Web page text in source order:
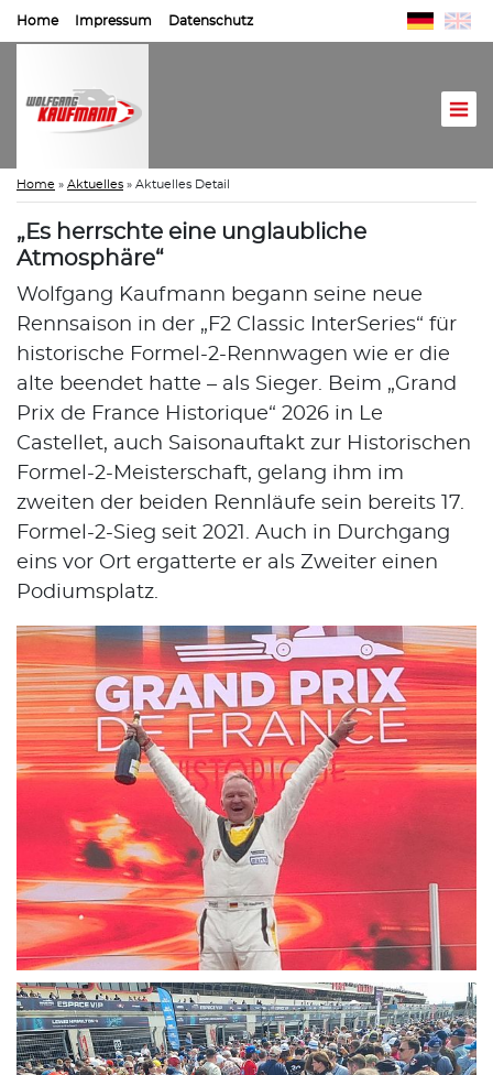
Home Impressum Datenschutz
Home » Aktuelles » Aktuelles Detail
„Es herrschte eine unglaubliche
Atmosphäre“
Wolfgang Kaufmann begann seine neue
Rennsaison in der „F2 Classic InterSeries“ für
historische Formel-2-Rennwagen wie er die
alte beendet hatte – als Sieger. Beim „Grand
Prix de France Historique“ 2026 in Le
Castellet, auch Saisonauftakt zur Historischen
Formel-2-Meisterschaft, gelang ihm im
zweiten der beiden Rennläufe sein bereits 17.
Formel-2-Sieg seit 2021. Auch in Durchgang
eins vor Ort ergatterte er als Zweiter einen
Podiumsplatz.